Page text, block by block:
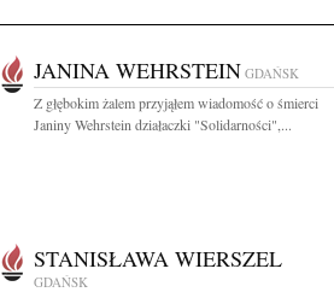
JANINA WEHRSTEIN GDAŃSK
Z głębokim żalem przyjąłem wiadomość o śmierci
Janiny Wehrstein działaczki "Solidarności",...
STANISŁAWA WIERSZEL
GDAŃSK